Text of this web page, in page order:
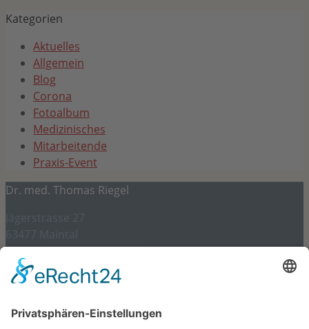
Kategorien
Aktuelles
Allgemein
Blog
Corona
Fotoalbum
Medizinisches
Mitarbeitende
Praxis-Event
Dr. med. Thomas Riegel
dr.riegel@internist-maintal.de
06181 – 945 97 97
Impressum